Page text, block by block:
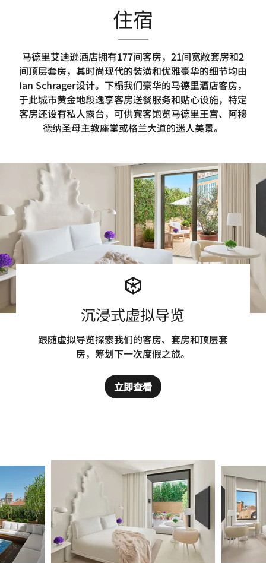
住宿
马德里艾迪逊酒店拥有177间客房，21间宽敞套房和2
间顶层套房，其时尚现代的装潢和优雅豪华的细节均由
Ian Schrager设计。下榻我们豪华的马德里酒店客房，
于此城市黄金地段逸享客房送餐服务和贴心设施，特定
客房还设有私人露台，可供宾客饱览马德里王宫、阿穆
德纳圣母主教座堂或格兰大道的迷人美景。
沉浸式虚拟导览
跟随虚拟导览探索我们的客房、套房和顶层套
房，筹划下一次度假之旅。
立即查看